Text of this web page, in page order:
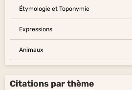
Étymologie et Toponymie
Expressions
Animaux
Citations par thème